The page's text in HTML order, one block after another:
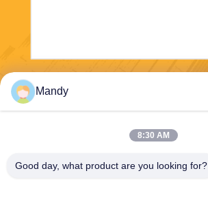
Mandy
8:30 AM
Good day, what product are you looking for?